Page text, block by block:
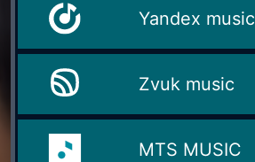
Yandex music
Zvuk music
MTS MUSIC